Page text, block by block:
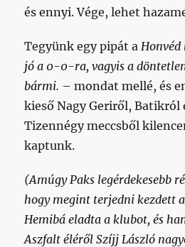
és ennyi. Vége, lehet
Tegyünk egy pipát a
jó a 0-0-ra, vagyis a
bármi. – mondat mellé, és
kieső Nagy Geriről, Batikról
Tizennégy meccsből
kaptunk.
(Amúgy Paks legérdekesebb
hogy megint terjedni kezdett
Hemibá eladta a klubot, és
Aszfalt éléről Szíjj László